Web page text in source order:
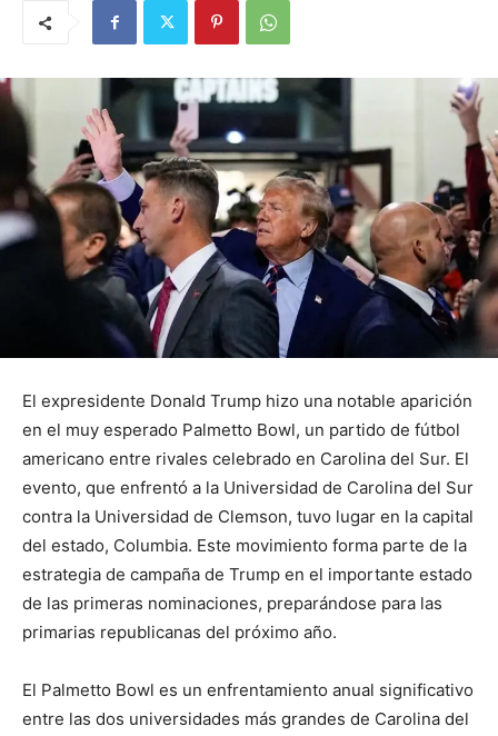
El expresidente Donald Trump hizo una notable aparición
en el muy esperado Palmetto Bowl, un partido de fútbol
americano entre rivales celebrado en Carolina del Sur. El
evento, que enfrentó a la Universidad de Carolina del Sur
contra la Universidad de Clemson, tuvo lugar en la capital
del estado, Columbia. Este movimiento forma parte de la
estrategia de campaña de Trump en el importante estado
de las primeras nominaciones, preparándose para las
primarias republicanas del próximo año.
El Palmetto Bowl es un enfrentamiento anual significativo
entre las dos universidades más grandes de Carolina del